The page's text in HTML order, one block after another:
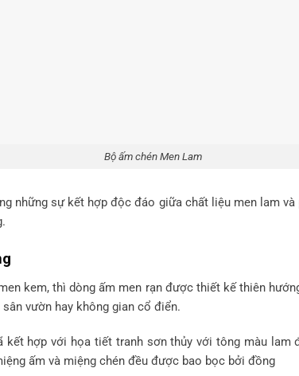
Bộ ấm chén Men Lam
những sự kết hợp độc đáo giữa chất liệu men lam
kem, thì dòng ấm men rạn được thiết kế thiên
vườn hay không gian cổ điển.
hợp với họa tiết tranh sơn thủy với tông màu lam
ấm và miệng chén đều được bao bọc bởi đồng